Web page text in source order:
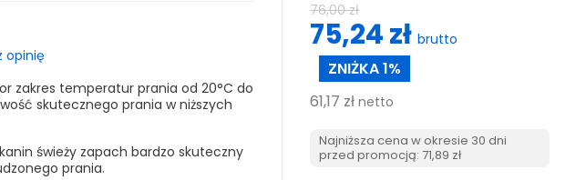
opinię
zakres temperatur prania od 20°C do
skutecznego prania w niższych
świeży zapach bardzo skuteczny
prania.
76,00 zł
75,24 zł brutto
ZNIŻKA 1%
61,17 zł netto
Najniższa cena w okresie 30 dni
przed promocją:71,89 zł